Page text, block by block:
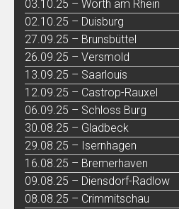
03.10.25 – Wörth am Rhein
02.10.25 – Duisburg
27.09.25 – Brunsbüttel
26.09.25 – Versmold
13.09.25 – Saarlouis
12.09.25 – Castrop-Rauxel
06.09.25 – Schloss Burg
30.08.25 – Gladbeck
29.08.25 – Isernhagen
16.08.25 – Bremerhaven
09.08.25 – Diensdorf-Radlow
08.08.25 – Crimmitschau